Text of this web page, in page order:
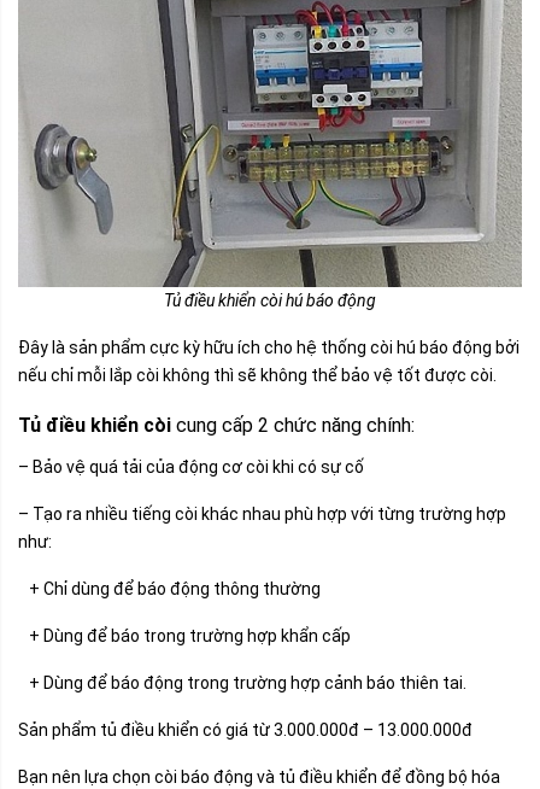
Tủ điều khiển còi hú báo động
Đây là sản phẩm cực kỳ hữu ích cho hệ thống còi hú báo động bởi
nếu chỉ mỗi lắp còi không thì sẽ không thể bảo vệ tốt được còi.
Tủ điều khiển còi cung cấp 2 chức năng chính:
– Bảo vệ quá tải của động cơ còi khi có sự cố
– Tạo ra nhiều tiếng còi khác nhau phù hợp với từng trường hợp
như:
+ Chỉ dùng để báo động thông thường
+ Dùng để báo trong trường hợp khẩn cấp
+ Dùng để báo động trong trường hợp cảnh báo thiên tai.
Sản phẩm tủ điều khiển có giá từ 3.000.000đ – 13.000.000đ
Bạn nên lựa chọn còi báo động và tủ điều khiển để đồng bộ hóa